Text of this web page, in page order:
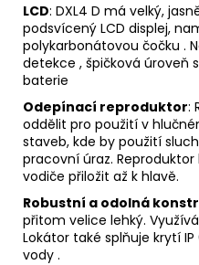
LCD: DXL4 D má velký,
podsvícený LCD displej,
polykarbonátovou čočku .
detekce , špičková úroveň
baterie
Odepínací reproduktor:
oddělit pro použití v
staveb, kde by použití
pracovní úraz.
vodiče přiložit až k hlavě.
Robustní a odolná
přitom velice lehký.
Lokátor také splňuje krytí
vody .